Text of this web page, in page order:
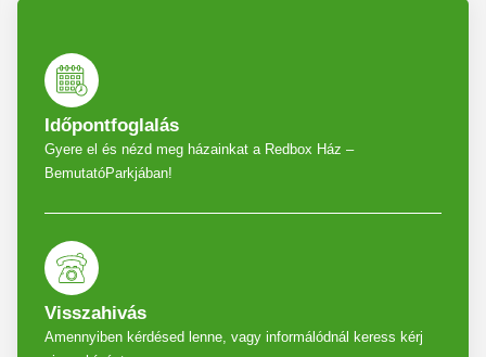
Időpontfoglalás
Gyere el és nézd meg házainkat a Redbox Ház –
BemutatóParkjában!
Visszahivás
Amennyiben kérdésed lenne, vagy informálódnál keress kérj